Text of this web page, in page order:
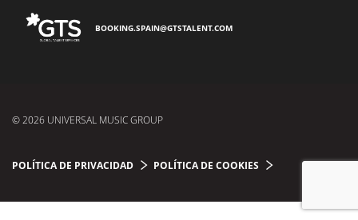
BOOKING.SPAIN@GTSTALENT.COM
© 2026 UNIVERSAL MUSIC GROUP
POLÍTICA DE PRIVACIDAD POLÍTICA DE COOKIES